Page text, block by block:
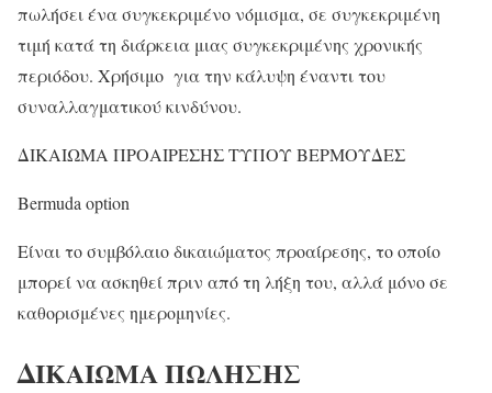
πωλήσει ένα συγκεκριμένο νόμισμα, σε συγκεκριμένη
τιμή κατά τη διάρκεια μιας συγκεκριμένης χρονικής
περιόδου. Χρήσιμο για την κάλυψη έναντι του
συναλλαγματικού κινδύνου.
ΔΙΚΑΙΩΜΑ ΠΡΟΑΙΡΕΣΗΣ ΤΥΠΟΥ ΒΕΡΜΟΥΔΕΣ
Bermuda option
Είναι το συμβόλαιo δικαιώματος προαίρεσης, το οποίο
μπορεί να ασκηθεί πριν από τη λήξη του, αλλά μόνο σε
καθορισμένες ημερομηνίες.
ΔΙΚΑΙΩΜΑ ΠΩΛΗΣΗΣ